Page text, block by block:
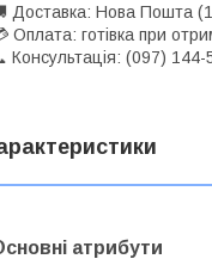
Доставка: Нова Пошта
Оплата: готівка при
Консультація: (097)
атрибути